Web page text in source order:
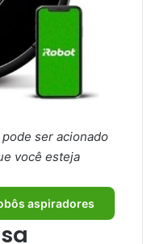
ser acionado
você esteja
aspiradores